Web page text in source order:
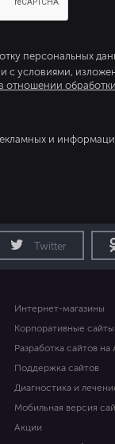
персональных
с условиями,
в отношении
и
Twitter
Интернет-магазины
Корпоративные сайты
Разработка сайтов на
Поддержка сайтов
Диагностика и
Мобильная версия
Акции